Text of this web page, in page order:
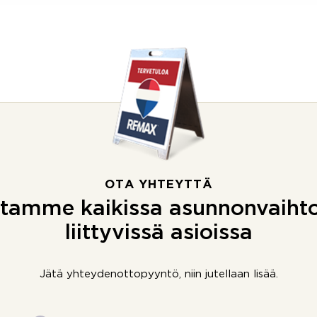
OTA YHTEYTTÄ
kaikissa
liittyvissä asioissa
Jätä yhteydenottopyyntö, niin jutellaan lisää.